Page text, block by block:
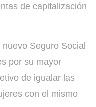
de capitalización
nuevo Seguro Social
por su mayor
de igualar las
con el mismo